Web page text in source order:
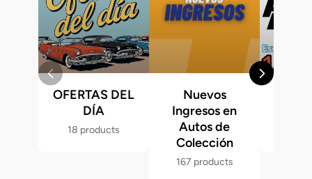
OFERTAS DEL
DÍA
18 products
Nuevos
Ingresos en
Autos de
Colección
167 products